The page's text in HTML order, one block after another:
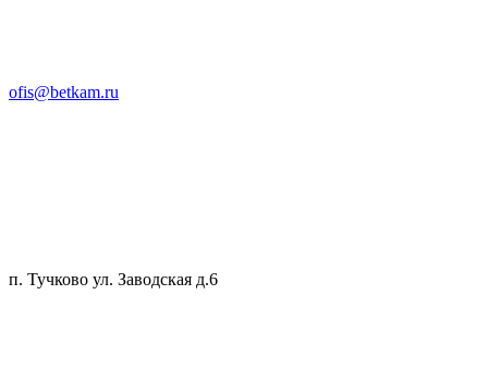
ofis@betkam.ru
п. Тучково ул. Заводская д.6